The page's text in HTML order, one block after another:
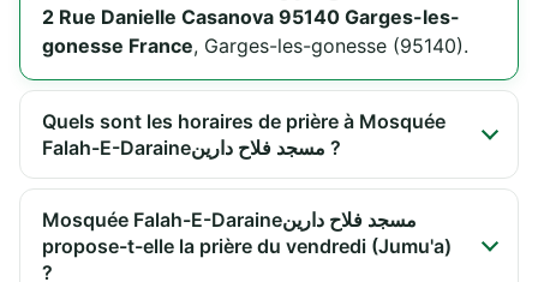
2 Rue Danielle Casanova 95140 Garges-les-
gonesse France, Garges-les-gonesse (95140).
Quels sont les horaires de prière à Mosquée
Falah-E-Daraineمسجد فلاح دارین ?
Mosquée Falah-E-Daraineمسجد فلاح دارین
propose-t-elle la prière du vendredi (Jumu'a)
?